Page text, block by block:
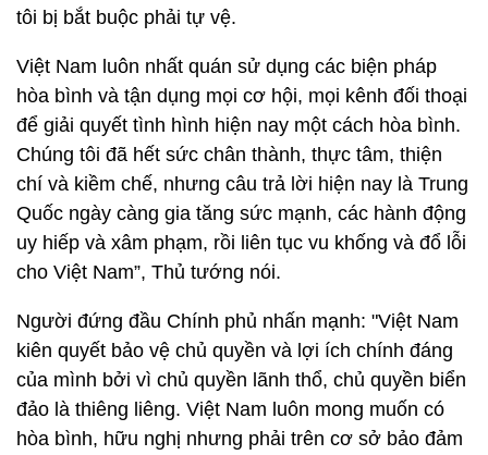
tôi bị bắt buộc phải tự vệ.
Việt Nam luôn nhất quán sử dụng các biện pháp
hòa bình và tận dụng mọi cơ hội, mọi kênh đối thoại
để giải quyết tình hình hiện nay một cách hòa bình.
Chúng tôi đã hết sức chân thành, thực tâm, thiện
chí và kiềm chế, nhưng câu trả lời hiện nay là Trung
Quốc ngày càng gia tăng sức mạnh, các hành động
uy hiếp và xâm phạm, rồi liên tục vu khống và đổ lỗi
cho Việt Nam”, Thủ tướng nói.
Người đứng đầu Chính phủ nhấn mạnh: "Việt Nam
kiên quyết bảo vệ chủ quyền và lợi ích chính đáng
của mình bởi vì chủ quyền lãnh thổ, chủ quyền biển
đảo là thiêng liêng. Việt Nam luôn mong muốn có
hòa bình, hữu nghị nhưng phải trên cơ sở bảo đảm